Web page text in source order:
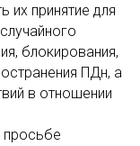
их принятие для
блокирования,
ПДн, а
в отношении
просьбе